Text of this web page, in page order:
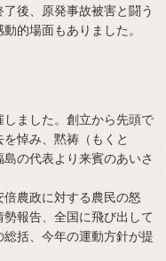
後、原発事故被害と闘う
的場面もありました。
ました。創立から先頭で
悼み、黙祷（もくと
の代表より来賓のあいさ
農政に対する農民の怒
報告、全国に飛び出して
括、今年の運動方針が提